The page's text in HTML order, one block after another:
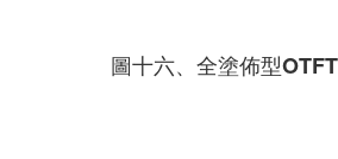
圖十六、全塗佈型